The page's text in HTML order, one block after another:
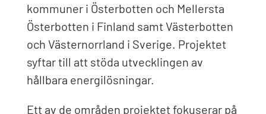
kommuner i Österbotten och Mellersta
Österbotten i Finland samt Västerbotten
och Västernorrland i Sverige. Projektet
syftar till att stöda utvecklingen av
hållbara energilösningar.
Ett av de områden projektet fokuserar på